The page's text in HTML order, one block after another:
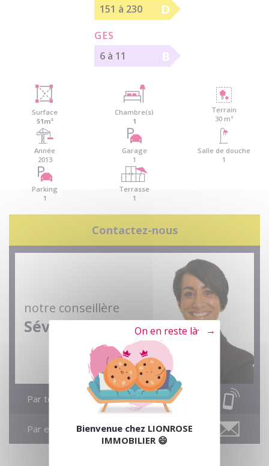
151 à 230
D
GES
6 à 11
B
Surface
51m²
Chambre(s)
1
Terrain
30 m²
Année
2013
Garage
1
Salle de douche
1
Parking
1
Terrasse
1
Contactez-nous
notre conseillère
Séverine
Par téléphone
Par email Bienvenue chez LIONROSE
IMMOBILIER😄
Tout refuser